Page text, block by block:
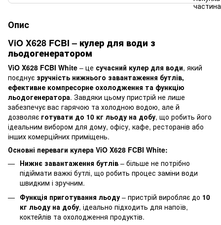
Опис
ViO X628 FCBI – кулер для води з
льодогенератором
ViO X628 FCBI White – це сучасний кулер для води, який
поєднує зручність нижнього завантаження бутлів,
ефективне компресорне охолодження та функцію
льодогенератора. Завдяки цьому пристрій не лише
забезпечує вас гарячою та холодною водою, але й
дозволяє готувати до 10 кг льоду на добу, що робить його
ідеальним вибором для дому, офісу, кафе, ресторанів або
інших комерційних приміщень.
Основні переваги кулера ViO X628 FCBI White:
Нижнє завантаження бутлів – більше не потрібно
підіймати важкі бутлі, що робить процес заміни води
швидким і зручним.
Функція приготування льоду – пристрій виробляє до 10
кг льоду на добу, ідеально підходить для напоїв,
коктейлів та охолодження продуктів.